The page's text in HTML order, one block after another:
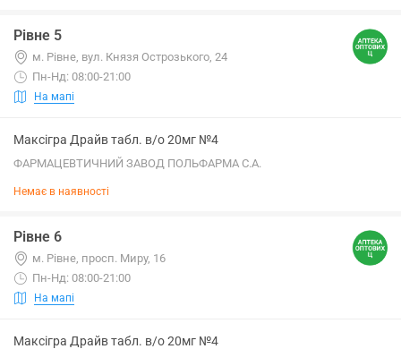
Рівне 5
м. Рівне, вул. Князя Острозького, 24
Пн-Нд: 08:00-21:00
На мапі
Максігра Драйв табл. в/о 20мг №4
ФАРМАЦЕВТИЧНИЙ ЗАВОД ПОЛЬФАРМА С.А.
Немає в наявності
Рівне 6
м. Рівне, просп. Миру, 16
Пн-Нд: 08:00-21:00
На мапі
Максігра Драйв табл. в/о 20мг №4